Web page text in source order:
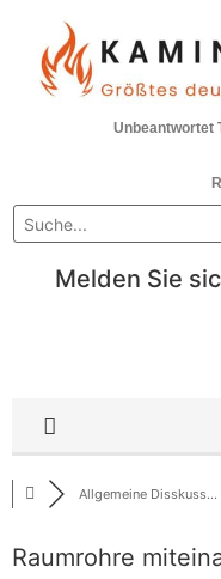
Unbeantwortet
Melden Sie
Allgemeine Disskuss...
Raumrohre